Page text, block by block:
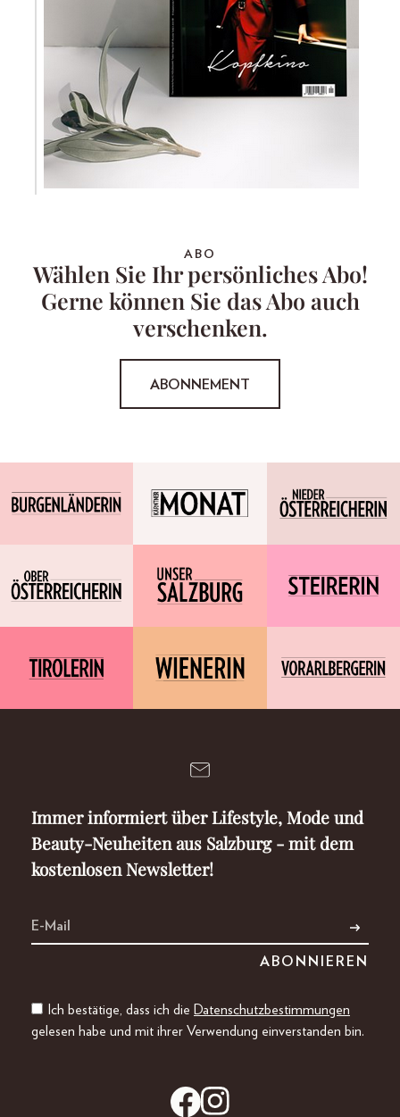
ABO
Wählen Sie Ihr persönliches Abo!
Gerne können Sie das Abo auch
verschenken.
ABONNEMENT
Immer informiert über Lifestyle, Mode und
Beauty-Neuheiten aus Salzburg - mit dem
kostenlosen Newsletter!
Ich bestätige, dass ich die Datenschutzbestimmungen
gelesen habe und mit ihrer Verwendung einverstanden bin.